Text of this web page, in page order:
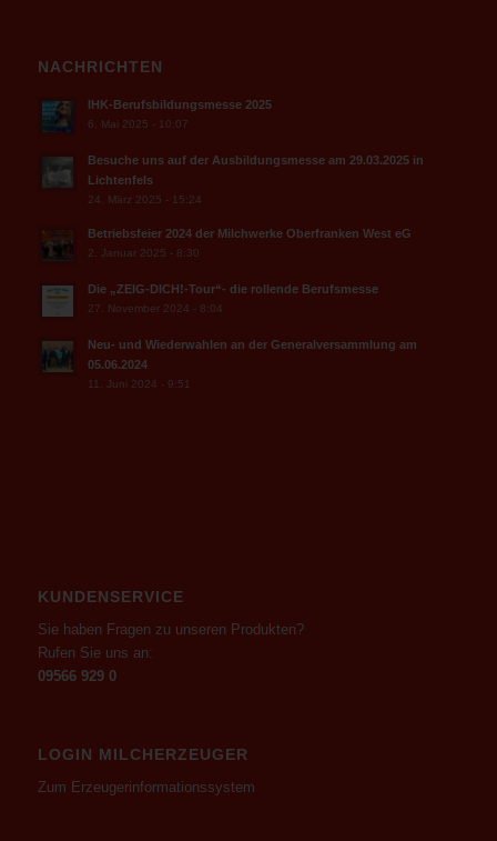
NACHRICHTEN
IHK-Berufsbildungsmesse 2025
6. Mai 2025 - 10:07
Besuche uns auf der Ausbildungsmesse am 29.03.2025 in
Lichtenfels
24. März 2025 - 15:24
Betriebsfeier 2024 der Milchwerke Oberfranken West eG
2. Januar 2025 - 8:30
Die „ZEIG-DICH!-Tour“- die rollende Berufsmesse
27. November 2024 - 8:04
Neu- und Wiederwahlen an der Generalversammlung am
05.06.2024
11. Juni 2024 - 9:51
KUNDENSERVICE
Sie haben Fragen zu unseren Produkten?
Rufen Sie uns an:
09566 929 0
LOGIN MILCHERZEUGER
Zum Erzeugerinformationssystem